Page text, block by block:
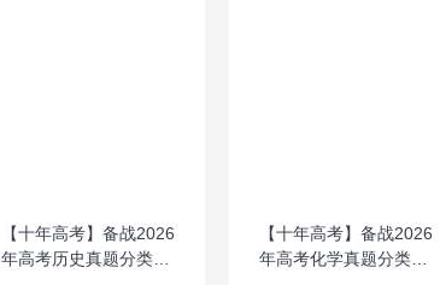
【十年高考】备战2026
年高考历史真题分类解
【十年高考】备战2026
年高考化学真题分类解